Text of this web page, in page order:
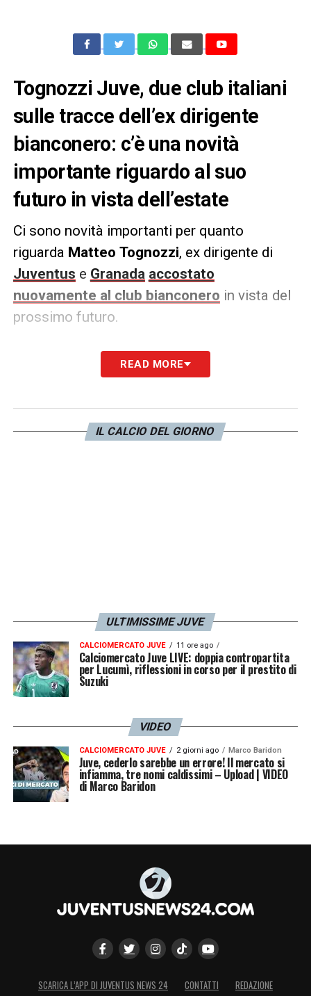
Tognozzi Juve, due club italiani
sulle tracce dell’ex dirigente
bianconero: c’è una novità
importante riguardo al suo
futuro in vista dell’estate
Ci sono novità importanti per quanto
riguarda Matteo Tognozzi, ex dirigente di
Juventus e Granada accostato
nuovamente al club bianconero in vista del
prossimo futuro.
Secondo quanto riportato daGiovanni
sul proprio profilo X, un suo ritorno
ripartire dalPalermo. Il club siciliano, che si
READ MORE
IL CALCIO DEL GIORNO
ULTIMISSIME JUVE
CALCIOMERCATO JUVE 11 ore ago
Calciomercato Juve LIVE: doppia contropartita
per Lucumì, riflessioni in corso per il prestito di
Suzuki
VIDEO
CALCIOMERCATO JUVE 2 giorni ago Marco Baridon
Juve, cederlo sarebbe un errore! Il mercato si
infiamma, tre nomi caldissimi – Upload | VIDEO
di Marco Baridon
SCARICA L’APP DI JUVENTUS NEWS 24 CONTATTI REDAZIONE